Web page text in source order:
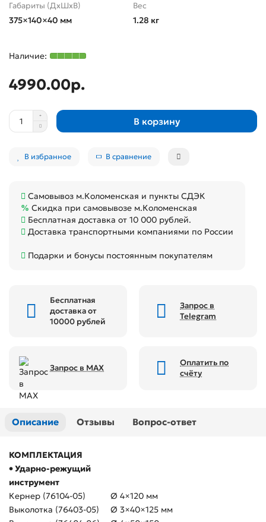
Габариты (ДхШхВ)
375×140×40 мм
Вес
1.28 кг
4990.00р.
В корзину
В избранное В сравнение
Самовывоз м.Коломенская и пункты СДЭК
Скидка при самовывозе м.Коломенская
Бесплатная доставка от 10 000 рублей.
Доставка транспортными компаниями по России
Подарки и бонусы постоянным покупателям
Бесплатная
доставка от
10000 рублей
Запрос в
Telegram
Запрос в MAX
Оплатить по
счёту
Описание Отзывы Вопрос-ответ
КОМПЛЕКТАЦИЯ
• Ударно-режущий
инструмент
Кернер (76104-05)
Ø 4×120 мм
Выколотка (76403-05)
Ø 3×40×125 мм